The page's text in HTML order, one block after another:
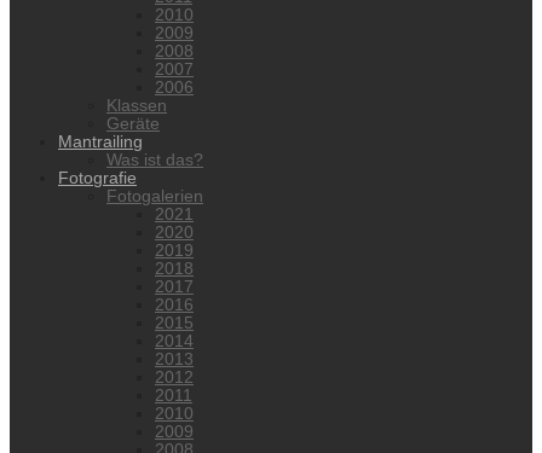
2010
2009
2008
2007
2006
Klassen
Geräte
Mantrailing
Was ist das?
Fotografie
Fotogalerien
2021
2020
2019
2018
2017
2016
2015
2014
2013
2012
2011
2010
2009